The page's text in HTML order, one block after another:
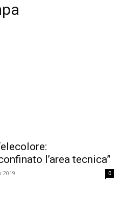
l’area tecnica”
2019 0